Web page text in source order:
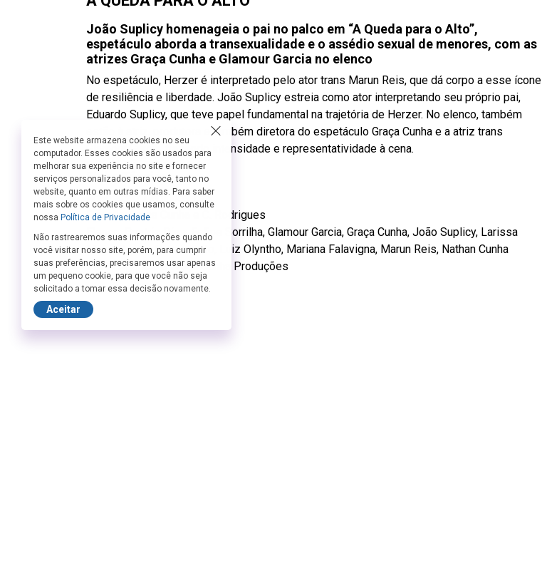
João Suplicy homenageia o pai no palco em “A Queda para o Alto”,
espetáculo aborda a transexualidade e o assédio sexual de menores, com as
atrizes Graça Cunha e Glamour Garcia no elenco
No espetáculo, Herzer é interpretado pelo ator trans Marun Reis, que dá corpo a esse ícone
de resiliência e liberdade. João Suplicy estreia como ator interpretando seu próprio pai,
Eduardo Suplicy, que teve papel fundamental na trajetória de Herzer. No elenco, também
estão à atriz, produtora e também diretora do espetáculo Graça Cunha e a atriz trans
Glamour Garcia, trazendo intensidade e representatividade à cena.
Ficha Técnica:
Adaptação: Carlinhos Lira
Direção: Graça Cunha e C. Rodrigues
Elenco: Beatriz Dias, Felipe Sorrilha, Glamour Garcia, Graça Cunha, João Suplicy, Larissa
Moura, Lucca Nascimento, Luiz Olyntho, Mariana Falavigna, Marun Reis, Nathan Cunha
+DNA Agência e Graça Cunha Produções
Este website armazena cookies no seu
computador. Esses cookies são usados para
melhorar sua experiência no site e fornecer
serviços personalizados para você, tanto no
website, quanto em outras mídias. Para saber
mais sobre os cookies que usamos, consulte
nossa Política de Privacidade
Não rastrearemos suas informações quando
você visitar nosso site, porém, para cumprir
suas preferências, precisaremos usar apenas
um pequeno cookie, para que você não seja
solicitado a tomar essa decisão novamente.
Aceitar